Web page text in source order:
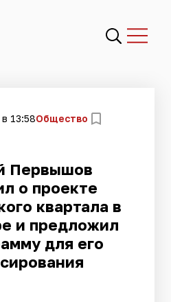
13:58Общество
Первышов
о проекте
квартала в
и предложил
для его